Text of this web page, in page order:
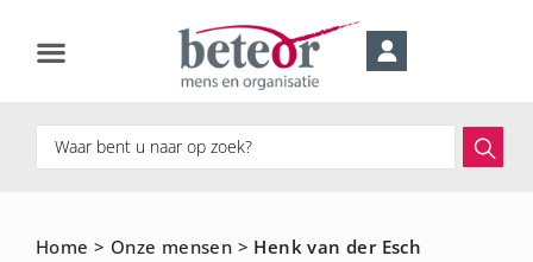
Home > Onze mensen > Henk van der Esch